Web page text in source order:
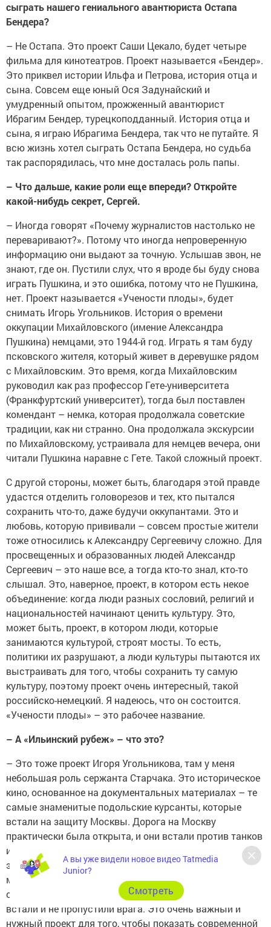
сыграть нашего гениального авантюриста Остапа
Бендера?
– Не Остапа. Это проект Саши Цекало, будет четыре
фильма для кинотеатров. Проект называется «Бендер».
Это приквел истории Ильфа и Петрова, история отца и
сына. Совсем еще юный Ося Задунайский и
умудренный опытом, прожженный авантюрист
Ибрагим Бендер, турецкоподданный. История отца и
сына, я играю Ибрагима Бендера, так что не путайте. Я
всю жизнь хотел сыграть Остапа Бендера, но судьба
так распорядилась, что мне досталась роль папы.
– Что дальше, какие роли еще впереди? Откройте
какой-нибудь секрет, Сергей.
– Иногда говорят «Почему журналистов настолько не
переваривают?». Потому что иногда непроверенную
информацию они выдают за точную. Услышав звон, не
знают, где он. Пустили слух, что я вроде бы буду снова
играть Пушкина, и это ошибка, потому что не Пушкина,
нет. Проект называется «Учености плоды», будет
снимать Игорь Угольников. История о времени
оккупации Михайловского (имение Александра
Пушкина) немцами, это 1944-й год. Играть я там буду
псковского жителя, который живет в деревушке рядом
с Михайловским. Это время, когда Михайловским
руководил как раз профессор Гете-университета
(Франкфуртский университет), тогда был поставлен
комендант – немка, которая продолжала советские
традиции, как ни странно. Она продолжала экскурсии
по Михайловскому, устраивала для немцев вечера, они
читали Пушкина наравне с Гете. Такой сложный проект.
С другой стороны, может быть, благодаря этой правде
удастся отделить головорезов и тех, кто пытался
сохранить что-то, даже будучи оккупантами. Это и
любовь, которую прививали – совсем простые жители
тоже относились к Александру Сергеевичу сложно. Для
просвещенных и образованных людей Александр
Сергеевич – это наше все, а тогда кто-то знал, кто-то
слышал. Это, наверное, проект, в котором есть некое
объединение: когда люди разных сословий, религий и
национальностей начинают ценить культуру. Это,
может быть, проект, в котором люди, которые
занимаются культурой, строят мосты. То есть,
политики их разрушают, а люди культуры пытаются их
выстраивать для того, чтобы сохранить ту самую
культуру, поэтому проект очень интересный, такой
российско-немецкий. Я надеюсь, что он состоится.
«Учености плоды» – это рабочее название.
– А «Ильинский рубеж» – что это?
– Это тоже проект Игоря Угольникова, там у меня
небольшая роль сержанта Старчака. Это историческое
кино, основанное на документальных материалах – те
самые знаменитые подольские курсанты, которые
встали на защиту Москвы. Дорога на Москву
практически была открыта, и они встали против танков
и почти все погибли, но не пропустили врага. Конечно,
это абсолютно героический поступок совсем юных,
молодых – это ведь выпускники училища, будущие
офицеры. Им было по 18-19 лет, и они, тем не менее,
встали и не пропустили врага. Это очень важный и
нужный проект для того, чтобы показать современной
А вы уже видели новое видео Tatmedia
Junior?
Cмотреть